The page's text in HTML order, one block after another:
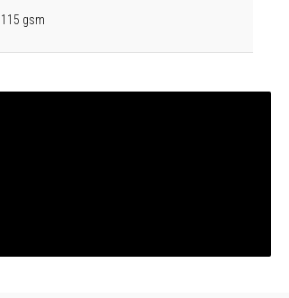
115 gsm